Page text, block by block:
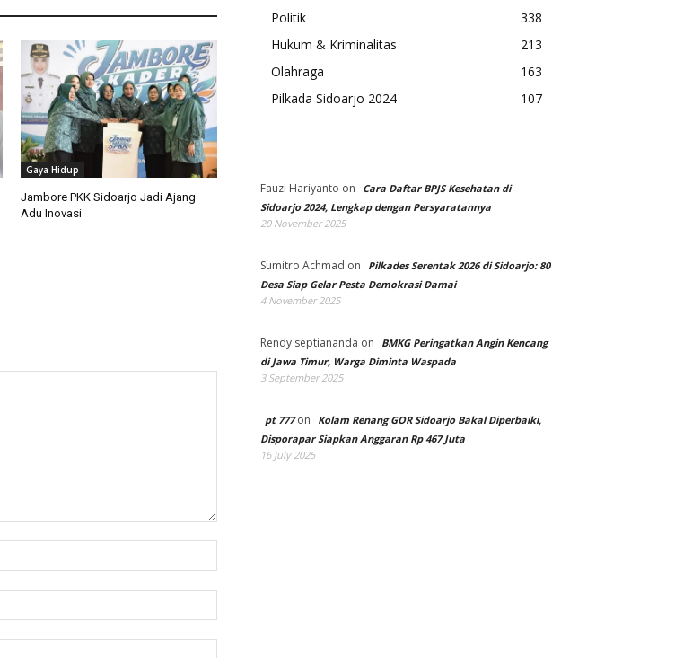
Gaya Hidup
Jambore PKK Sidoarjo Jadi Ajang
Adu Inovasi
Politik
338
Hukum & Kriminalitas
213
Olahraga
163
Pilkada Sidoarjo 2024
107
Fauzi Hariyanto on
Cara Daftar BPJS Kesehatan di
Sidoarjo 2024, Lengkap dengan Persyaratannya
20 November 2025
Sumitro Achmad on
Pilkades Serentak 2026 di Sidoarjo: 80
Desa Siap Gelar Pesta Demokrasi Damai
4 November 2025
Rendy septiananda on
BMKG Peringatkan Angin Kencang
di Jawa Timur, Warga Diminta Waspada
3 September 2025
pt 777on
Kolam Renang GOR Sidoarjo Bakal Diperbaiki,
Disporapar Siapkan Anggaran Rp 467 Juta
16 July 2025